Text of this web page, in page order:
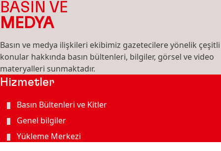
BASIN VE
MEDYA
Basın ve medya ilişkileri ekibimiz gazetecilere yönelik çeşitli
konular hakkında basın bültenleri, bilgiler, görsel ve video
materyalleri sunmaktadır.
Hizmetler
Basın Bültenleri ve Kitler
Genel bilgiler
Yükleme Merkezi